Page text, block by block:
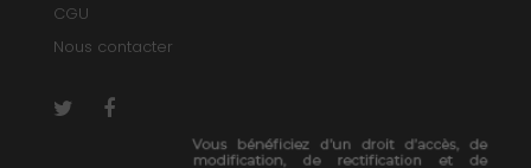
CGU
Nous contacter